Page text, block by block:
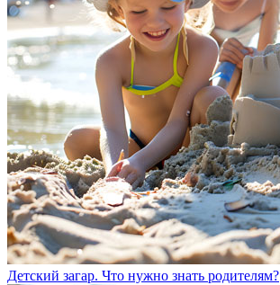
Детский загар. Что нужно знать родителям?